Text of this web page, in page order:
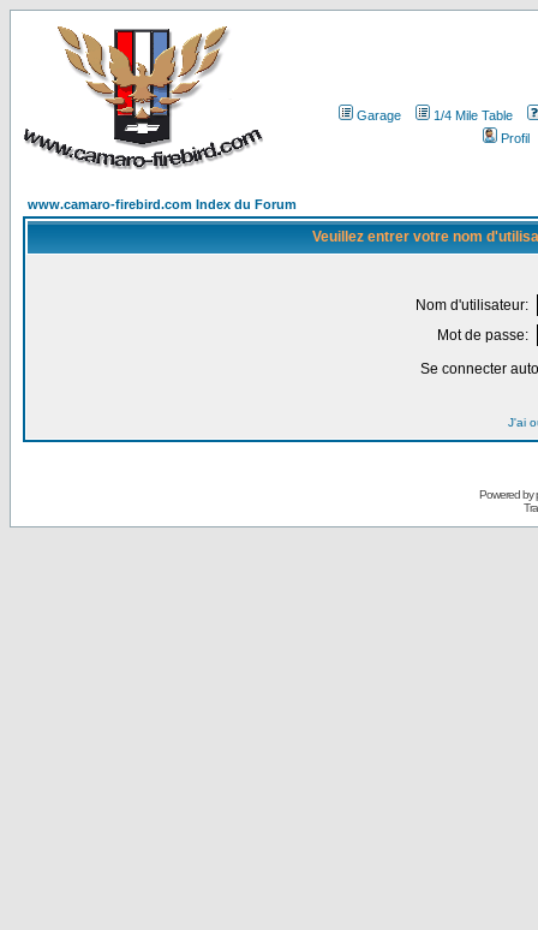
Garage
1/4 Mile Table
Profil
www.camaro-firebird.com Index du Forum
Veuillez entrer votre nom
Nom d'utilisateur:
Mot de passe:
Se connecter
J'ai
Powered by